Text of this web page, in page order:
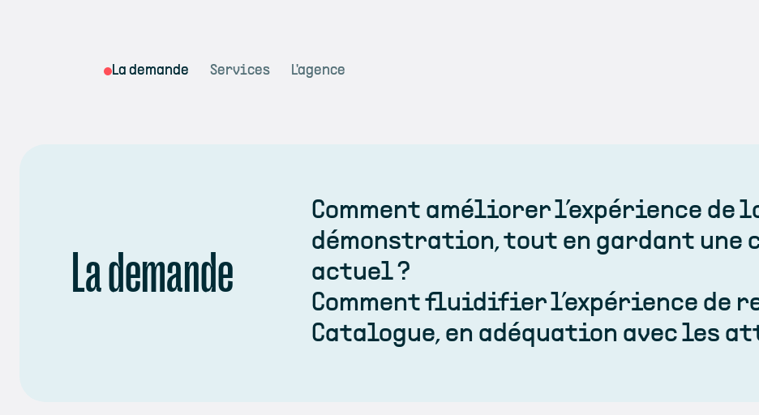
La demande Services L'agence
La demande
Comment améliorer l’expérience de
démonstration, tout en gardant une
actuel ?
Comment fluidifier l’expérience de
Catalogue, en adéquation avec les